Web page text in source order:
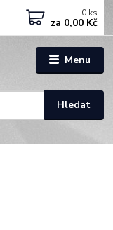
Menu
Hledat
0 ks
za 0,00 Kč